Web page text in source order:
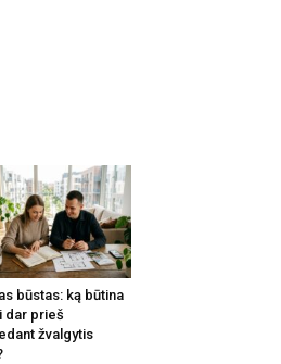
būstas: ką būtina
dar prieš
žvalgytis